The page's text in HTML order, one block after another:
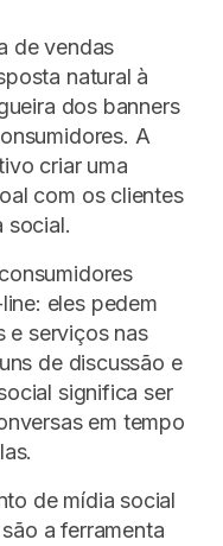
de vendas
natural à
dos banners
A
criar uma
com os clientes
social.
eles pedem
e serviços nas
de discussão e
significa ser
em tempo
de mídia social
a ferramenta